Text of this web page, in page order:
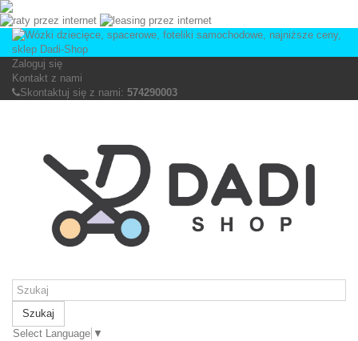
Zaloguj się
Kontakt z nami
Skontaktuj się z nami: 574290003
Szukaj
Select Language ▼